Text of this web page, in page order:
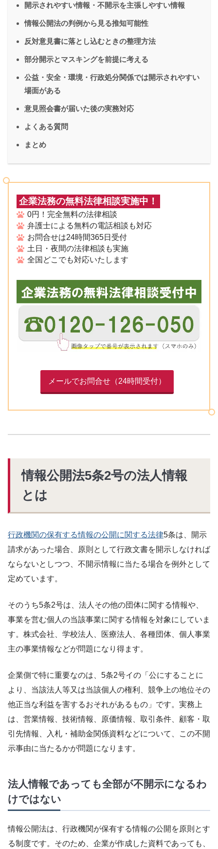
開示されやすい情報・不開示を主張しやすい情報
情報公開法の判例から見る推知可能性
反対意見書に落とし込むときの整理方法
部分開示とマスキングを前提に考える
公益・安全・環境・行政処分関係では開示されやすい
場面がある
意見照会書が届いた後の実務対応
よくある質問
まとめ
企業法務の無料法律相談実施中！
0円！完全無料の法律相談
弁護士による無料の電話相談も対応
お問合せは24時間365日受付
土日・夜間の法律相談も実施
全国どこでも対応いたします
メールでお問合せ（24時間受付）
情報公開法5条2号の法人情報
とは
行政機関の保有する情報の公開に関する法律5条は、開示
請求があった場合、原則として行政文書を開示しなければ
ならないとしつつ、不開示情報に当たる場合を例外として
定めています。
そのうち5条2号は、法人その他の団体に関する情報や、
事業を営む個人の当該事業に関する情報を対象にしていま
す。株式会社、学校法人、医療法人、各種団体、個人事業
主の事業情報などが問題になり得ます。
企業側で特に重要なのは、5条2号イの「公にすることに
より、当該法人等又は当該個人の権利、競争上の地位その
他正当な利益を害するおそれがあるもの」です。実務上
は、営業情報、技術情報、原価情報、取引条件、顧客・取
引先情報、入札・補助金関係資料などについて、この不開
示事由に当たるかが問題になります。
法人情報であっても全部が不開示になるわ
けではない
情報公開法は、行政機関が保有する情報の公開を原則とす
る制度です。そのため、企業が作成した資料であっても、